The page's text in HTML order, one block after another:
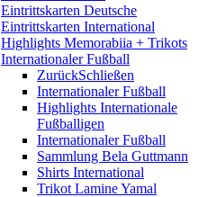
Eintrittskarten Deutsche
Eintrittskarten International
Highlights Memorabiia + Trikots
Internationaler Fußball
ZurückSchließen
Internationaler Fußball
Highlights Internationale
Fußballigen
Internationaler Fußball
Sammlung Bela Guttmann
Shirts International
Trikot Lamine Yamal